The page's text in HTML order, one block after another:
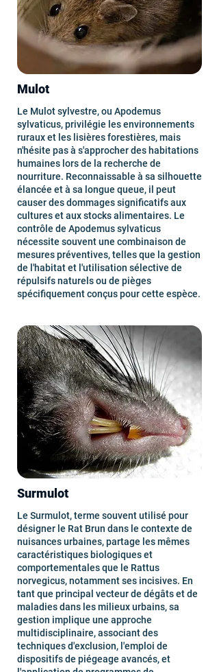
Mulot
Le Mulot sylvestre, ou Apodemus
sylvaticus, privilégie les environnements
ruraux et les lisières forestières, mais
n'hésite pas à s'approcher des habitations
humaines lors de la recherche de
nourriture. Reconnaissable à sa silhouette
élancée et à sa longue queue, il peut
causer des dommages significatifs aux
cultures et aux stocks alimentaires. Le
contrôle de Apodemus sylvaticus
nécessite souvent une combinaison de
mesures préventives, telles que la gestion
de l'habitat et l'utilisation sélective de
répulsifs naturels ou de pièges
spécifiquement conçus pour cette espèce.
Surmulot
Le Surmulot, terme souvent utilisé pour
désigner le Rat Brun dans le contexte de
nuisances urbaines, partage les mêmes
caractéristiques biologiques et
comportementales que le Rattus
norvegicus, notamment ses incisives. En
tant que principal vecteur de dégâts et de
maladies dans les milieux urbains, sa
gestion implique une approche
multidisciplinaire, associant des
techniques d'exclusion, l'emploi de
dispositifs de piégeage avancés, et